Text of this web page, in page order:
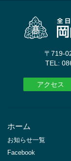
〒719-
TEL:
アクセス
ホーム
お知らせ一覧
Facebook